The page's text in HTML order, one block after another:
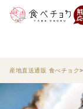
産地直送通販 食べチョク